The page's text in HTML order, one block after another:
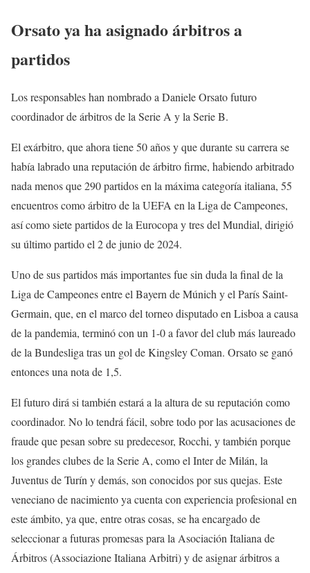
Orsato ya ha asignado árbitros a
partidos
Los responsables han nombrado a Daniele Orsato futuro
coordinador de árbitros de la Serie A y la Serie B.
El exárbitro, que ahora tiene 50 años y que durante su carrera se
había labrado una reputación de árbitro firme, habiendo arbitrado
nada menos que 290 partidos en la máxima categoría italiana, 55
encuentros como árbitro de la UEFA en la Liga de Campeones,
así como siete partidos de la Eurocopa y tres del Mundial, dirigió
su último partido el 2 de junio de 2024.
Uno de sus partidos más importantes fue sin duda la final de la
Liga de Campeones entre el Bayern de Múnich y el París Saint-
Germain, que, en el marco del torneo disputado en Lisboa a causa
de la pandemia, terminó con un 1-0 a favor del club más laureado
de la Bundesliga tras un gol de Kingsley Coman. Orsato se ganó
entonces una nota de 1,5.
El futuro dirá si también estará a la altura de su reputación como
coordinador. No lo tendrá fácil, sobre todo por las acusaciones de
fraude que pesan sobre su predecesor, Rocchi, y también porque
los grandes clubes de la Serie A, como el Inter de Milán, la
Juventus de Turín y demás, son conocidos por sus quejas. Este
veneciano de nacimiento ya cuenta con experiencia profesional en
este ámbito, ya que, entre otras cosas, se ha encargado de
seleccionar a futuras promesas para la Asociación Italiana de
Árbitros (Associazione Italiana Arbitri) y de asignar árbitros a